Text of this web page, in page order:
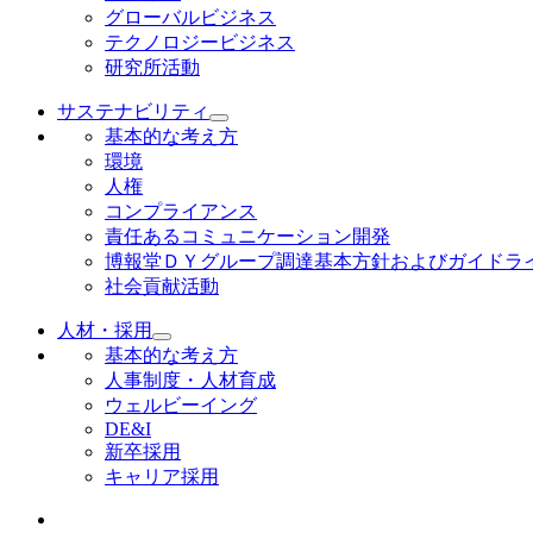
グローバルビジネス
テクノロジービジネス
研究所活動
サステナビリティ
基本的な考え方
環境
人権
コンプライアンス
責任あるコミュニケーション開発
博報堂ＤＹグループ調達基本方針およびガイドラ
社会貢献活動
人材・採用
基本的な考え方
人事制度・人材育成
ウェルビーイング
DE&I
新卒採用
キャリア採用